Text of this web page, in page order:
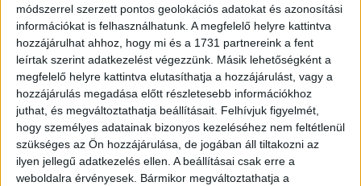
módszerrel szerzett pontos geolokációs adatokat és azonosítási
információkat is felhasználhatunk. A megfelelő helyre kattintva
hozzájárulhat ahhoz, hogy mi és a 1731 partnereink a fent
leírtak szerint adatkezelést végezzünk. Másik lehetőségként a
megfelelő helyre kattintva elutasíthatja a hozzájárulást, vagy a
hozzájárulás megadása előtt részletesebb információkhoz
juthat, és megváltoztathatja beállításait. Felhívjuk figyelmét,
hogy személyes adatainak bizonyos kezeléséhez nem feltétlenül
szükséges az Ön hozzájárulása, de jogában áll tiltakozni az
ilyen jellegű adatkezelés ellen. A beállításai csak erre a
weboldalra érvényesek. Bármikor megváltoztathatja a